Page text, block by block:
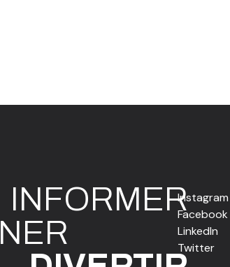
INFORMER
NER
Instagram
Facebook
LinkedIn
Twitter